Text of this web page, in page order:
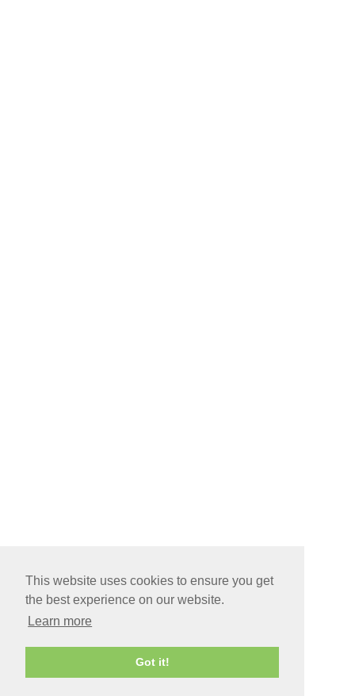
This website uses cookies to ensure you get
the best experience on our website.
Learn more
Got it!